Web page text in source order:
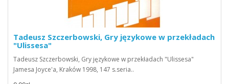
Tadeusz Szczerbowski, Gry językowe w przekładach
"Ulissesa"
Tadeusz Szczerbowski, Gry językowe w przekładach "Ulissesa"
Jamesa Joyce'a, Kraków 1998, 147 s.seria..